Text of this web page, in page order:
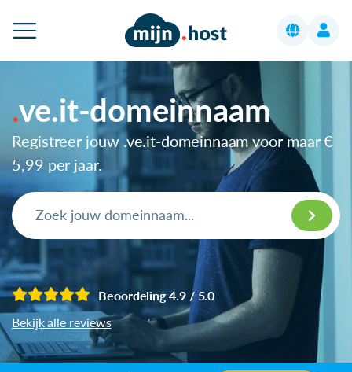
ve.it-domeinnaam
Registreer jouw .ve.it-domeinnaam voor maar€
5,99 per jaar.
Beoordeling 4.9 / 5.0
Bekijk alle reviews